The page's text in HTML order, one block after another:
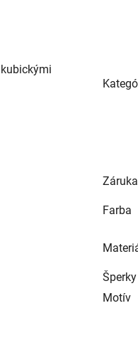
Záruka
Farba
Šperky
Motív